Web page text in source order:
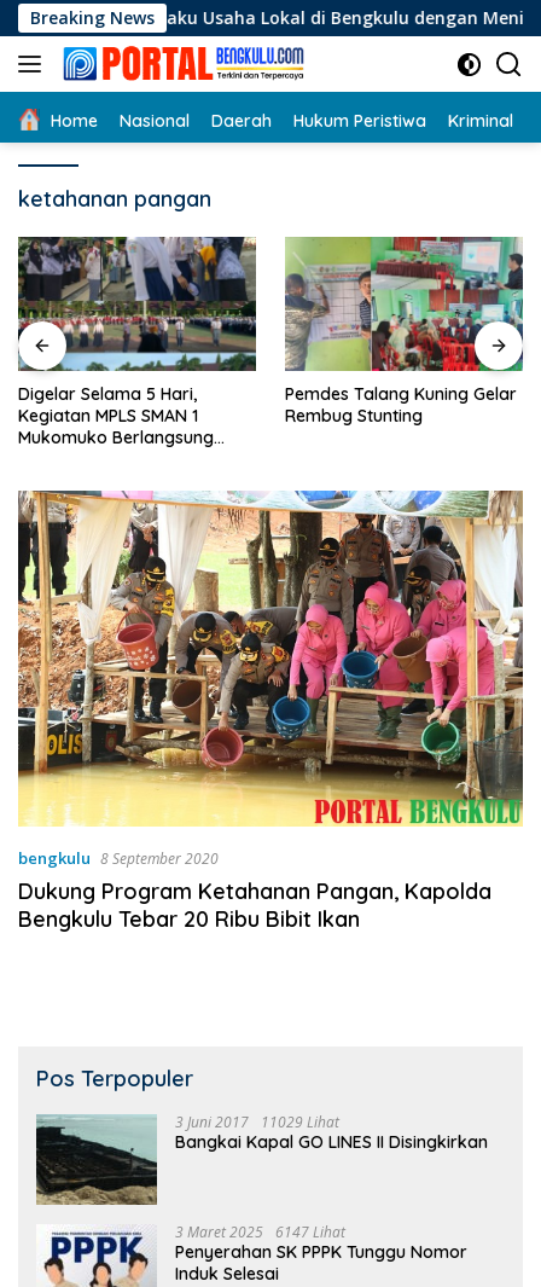
Langsung
ke
konten
Breaking News
Pelaku Usaha Lokal di Bengkulu dengan Meningkatkan
Home Nasional Daerah Hukum Peristiwa Kriminal
ketahanan pangan
Digelar Selama 5 Hari,
Kegiatan MPLS SMAN 1
Mukomuko Berlangsung
Pemdes Talang Kuning Gelar
Rembug Stunting
bengkulu 8 September 2020
Dukung Program Ketahanan Pangan, Kapolda
Bengkulu Tebar 20 Ribu Bibit Ikan
Pos Terpopuler
3 Juni 2017 11029 Lihat
Bangkai Kapal GO LINES II Disingkirkan
3 Maret 2025 6147 Lihat
Penyerahan SK PPPK Tunggu Nomor
Induk Selesai